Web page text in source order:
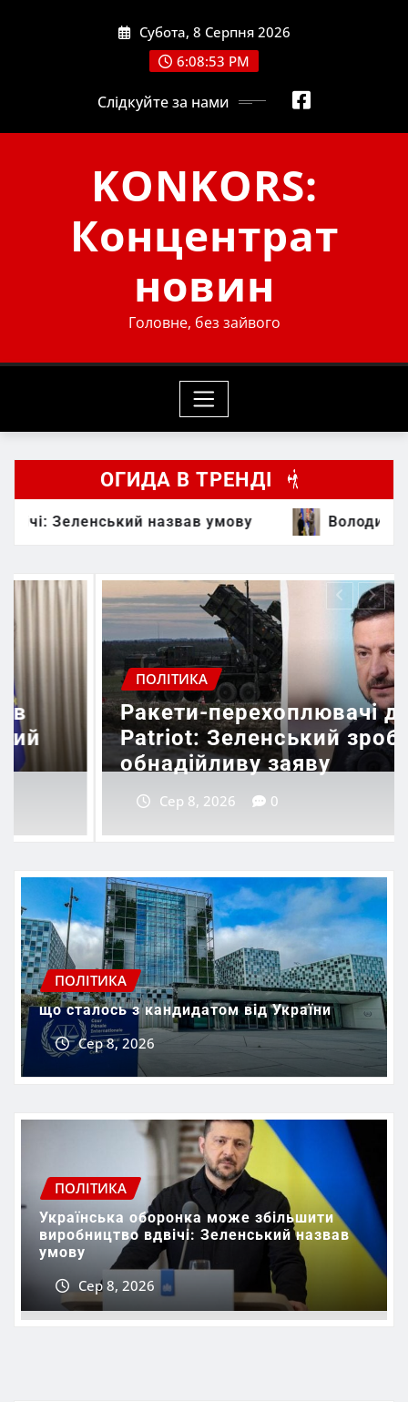
Субота, 8 Серпня 2026
6:08:55 PM
Слідкуйте за нами
KONKORS:
Концентрат
новин
Головне, без зайвого
ОГИДА В ТРЕНДІ
назвав умову Володимир Зеленський в
для
зробив
ПОЛІТИКА
Зеленський
подяку Сенату
ухвалення
Сер 8, 2026
ПОЛІТИКА
що сталось з кандидатом від України
Сер 8, 2026
ПОЛІТИКА
Українська оборонка може збільшити
виробництво вдвічі: Зеленський назвав
умову
Сер 8, 2026